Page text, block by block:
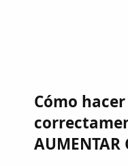
Cómo hacer
AUMENTAR